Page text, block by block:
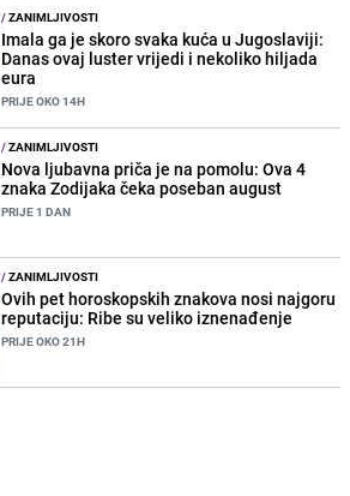
/ZANIMLJIVOSTI
Imala ga je skoro svaka kuća u Jugoslaviji:
Danas ovaj luster vrijedi i nekoliko hiljada
eura
PRIJE OKO 14H
/ZANIMLJIVOSTI
Nova ljubavna priča je na pomolu: Ova 4
znaka Zodijaka čeka poseban august
PRIJE 1 DAN
/ZANIMLJIVOSTI
Ovih pet horoskopskih znakova nosi najgoru
reputaciju: Ribe su veliko iznenađenje
PRIJE OKO 21H